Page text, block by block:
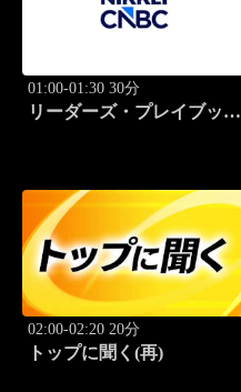
01:00-01:30 30分
リーダーズ・プレイブック
02:00-02:20 20分
トップに聞く(再)